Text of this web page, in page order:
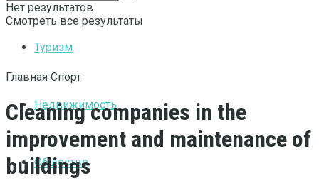
Туризм
Недвижимость
Общество
Нет результатов
Смотреть все результаты
Главная Спорт
Cleaning companies in the
improvement and maintenance of
buildings